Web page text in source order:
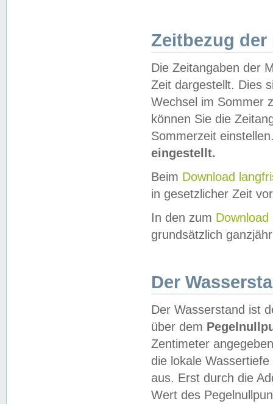
Zeitbezug der
Die Zeitangaben der
Zeit dargestellt. Dies
Wechsel im Sommer
können Sie die
Sommerzeit
eingestellt.
Beim Download
in gesetzlicher Zeit
In den zum Download
grundsätzlich
Der
Der Wasserstand ist
über dem
Zentimeter
die lokale
aus. Erst durch die
Wert des